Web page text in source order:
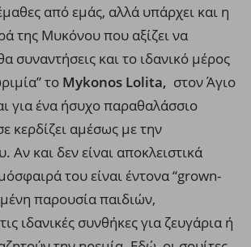
από εμάς, αλλά υπάρχει και η
της Μυκόνου που αξίζει να
συναντήσεις και το ιδανικό μέρος
το Mykonos Lolita, στον Άγιο
για ένα ήσυχο παραθαλάσσιο
κερδίζει αμέσως με την
Αν και δεν είναι αποκλειστικά
του είναι έντονα “grown-
παρουσία παιδιών,
ιδανικές συνθήκες για ζευγάρια ή